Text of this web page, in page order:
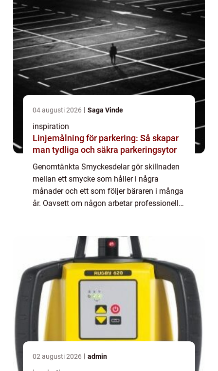
04 augusti 2026 Saga Vinde
inspiration
Linjemålning för parkering: Så skapar
man tydliga och säkra parkeringsytor
Genomtänkta Smyckesdelar gör skillnaden
mellan ett smycke som håller i några
månader och ett som följer bäraren i många
år. Oavsett om någon arbetar professionellt
02 augusti 2026 admin